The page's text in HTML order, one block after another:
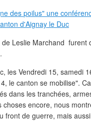
Leslie Marchand furent
les Vendredi 15, samedi
le canton se mobilise".
dans les tranchées,
choses encore, nous
front de guerre, mais